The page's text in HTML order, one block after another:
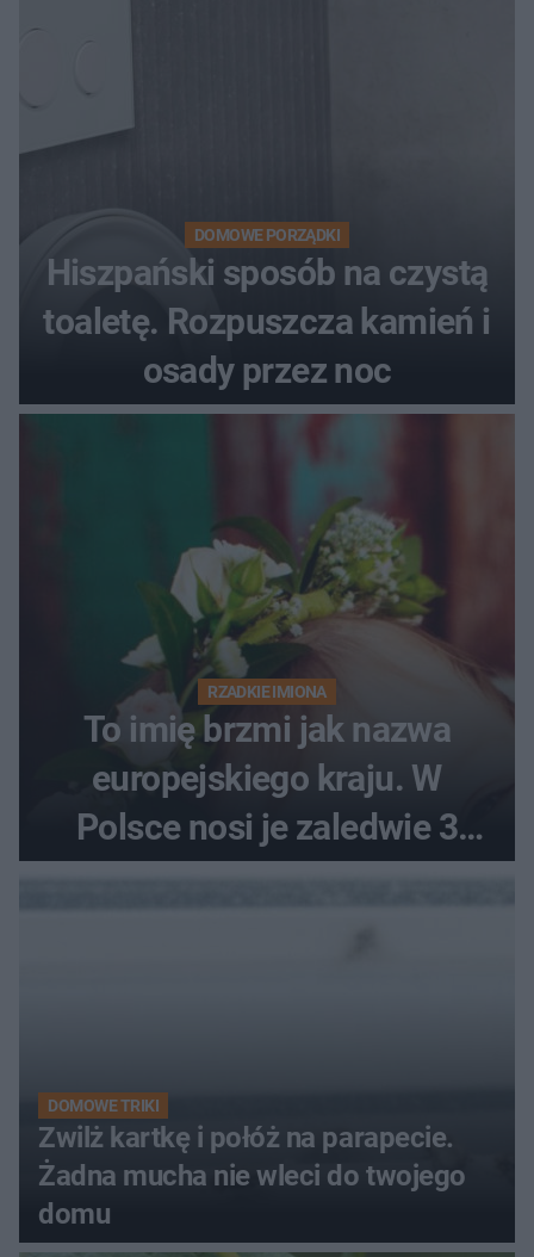
DOMOWE PORZĄDKI
Hiszpański sposób na czystą
toaletę. Rozpuszcza kamień i
osady przez noc
RZADKIE IMIONA
To imię brzmi jak nazwa
europejskiego kraju. W
Polsce nosi je zaledwie 3
DOMOWE TRIKI
Zwilż kartkę i połóż na parapecie.
Żadna mucha nie wleci do twojego
domu